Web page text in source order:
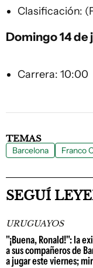
Clasificación:
Domingo 14 de
Carrera: 10:00
TEMAS
Barcelona Franco
SEGUÍ
URUGUAYOS
"¡Buena, Ronald!": la
a sus compañeros de
a jugar este viernes;